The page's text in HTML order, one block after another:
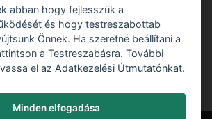
abban hogy fejlesszük a
és hogy testreszabottab
Önnek. Ha szeretné beállítani a
a Testreszabásra. További
el az Adatkezelési Útmutatónkat.
Minden elfogadása